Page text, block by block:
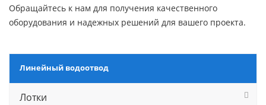
Обращайтесь к нам для получения качественного
оборудования и надежных решений для вашего проекта.
Линейный водоотвод
Лотки